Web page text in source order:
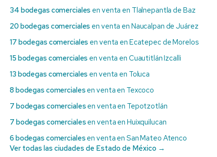
34 bodegas comerciales en venta en Tlalnepantla de Baz
20 bodegas comerciales en venta en Naucalpan de Juárez
17 bodegas comerciales en venta en Ecatepec de Morelos
15 bodegas comerciales en venta en Cuautitlán Izcalli
13 bodegas comerciales en venta en Toluca
8 bodegas comerciales en venta en Texcoco
7 bodegas comerciales en venta en Tepotzotlán
7 bodegas comerciales en venta en Huixquilucan
6 bodegas comerciales en venta en San Mateo Atenco
Ver todas las ciudades de Estado de México →